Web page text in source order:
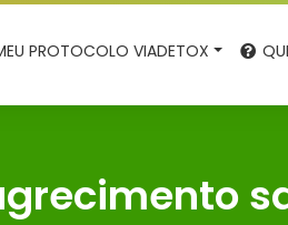
PROTOCOLO VIADETOX